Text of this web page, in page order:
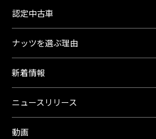
認定中古車
ナッツを選ぶ理由
新着情報
ニュースリリース
動画